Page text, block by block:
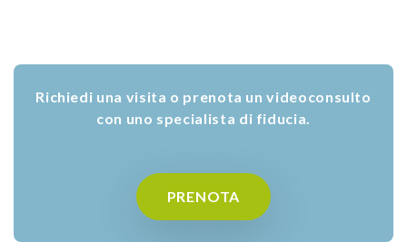
Richiedi una visita o prenota un videoconsulto
con uno specialista di fiducia.
PRENOTA